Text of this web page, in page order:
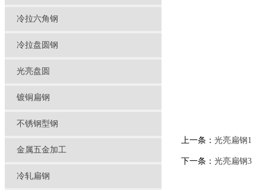
冷拉六角钢
冷拉盘圆钢
光亮盘圆
镀铜扁钢
不锈钢型钢
金属五金加工
冷轧扁钢
上一条： 光亮扁钢1
下一条： 光亮扁钢3